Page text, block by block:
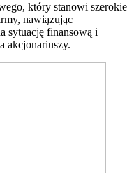
który stanowi szerokie
nawiązując
sytuację finansową i
akcjonariuszy.